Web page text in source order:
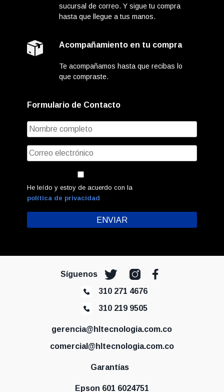
sucursal de correo. Y sigue tu compra
hasta que llegue a tus manos.
Acompañamiento en tu compra
Te acompañamos hasta que recibas lo
que compraste.
Formulario de Contacto
He leído y estoy de acuerdo con la
política de privacidad
Síguenos
310 271 4676
310 219 9505
gerencia@hltecnologia.com.co
comercial@hltecnologia.com.co
Garantías
Epson 601 6024751